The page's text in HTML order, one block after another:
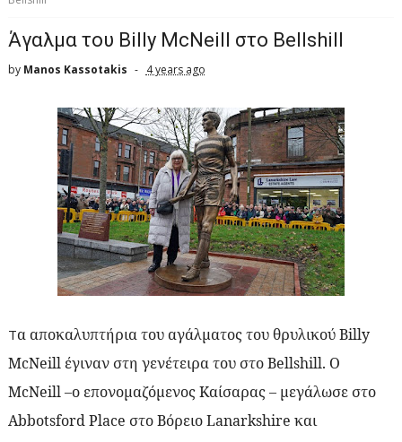
Άγαλμα του Billy McNeill στο Bellshill
by Manos Kassotakis 4 years ago
Tα αποκαλυπτήρια του αγάλματος του θρυλικούBilly
McNeill έγιναν στη γενέτειρα του στοBellshill. Ο
McNeill–ο επονομαζόμενος Καίσαρας – μεγάλωσε στο
AbbotsfordPlace στο ΒόρειοLanarkshire και